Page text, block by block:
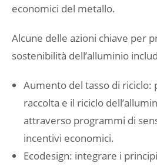
economici del metallo.
Alcune delle azioni chiave per
sostenibilità dell’alluminio
Aumento del tasso di riciclo:
raccolta e il riciclo
attraverso programmi di
incentivi economici.
Ecodesign: integrare i